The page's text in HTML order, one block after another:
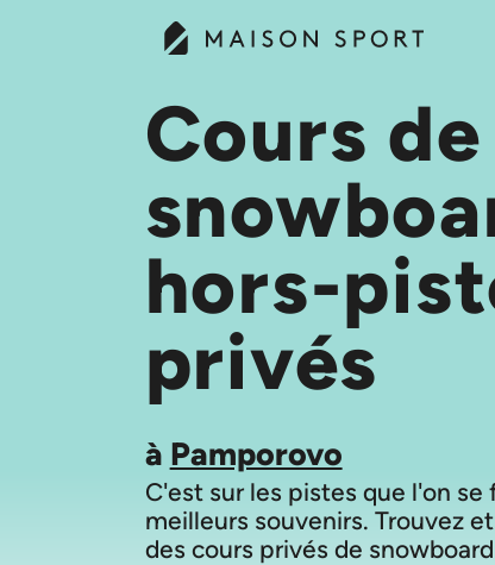
Cours de
hors-
privés
à Pamporovo
C'est sur les pistes que l'on se
meilleurs souvenirs. Trouvez
des cours privés de